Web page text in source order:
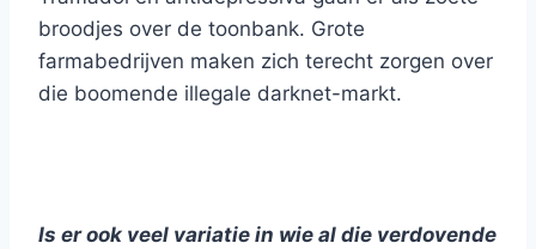
broodjes over de toonbank. Grote
farmabedrijven maken zich terecht zorgen over
die boomende illegale darknet-markt.
Is er ook veel variatie in wie al die verdovende